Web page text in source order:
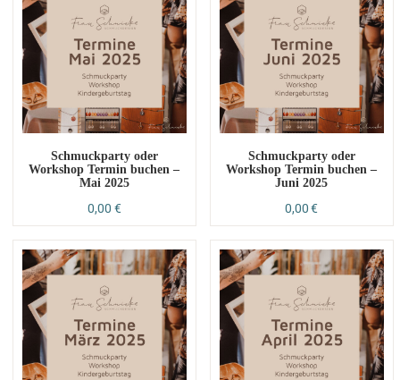
Schmuckparty oder
Workshop Termin buchen –
Mai 2025
0,00 €
Schmuckparty oder
Workshop Termin buchen –
Juni 2025
0,00€